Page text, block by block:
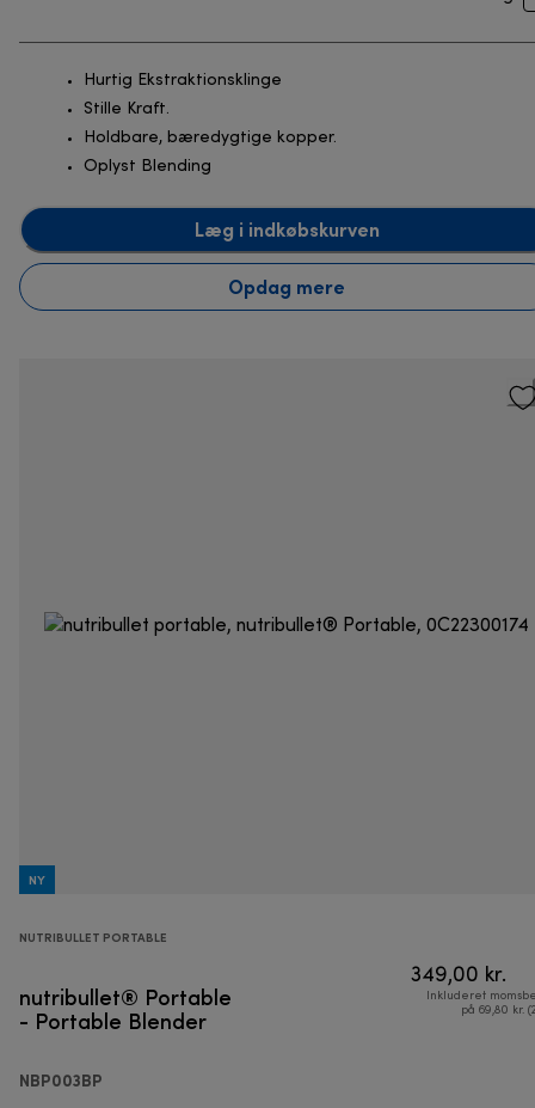
Hurtig Ekstraktionsklinge
Stille Kraft.
Holdbare, bæredygtige kopper.
Oplyst Blending
Læg i indkøbskurven
Opdag mere
NY
NUTRIBULLET PORTABLE
nutribullet® Portable
- Portable Blender
NBP003BP
349,00 kr.
Inkluderet
på 69,80 kr.